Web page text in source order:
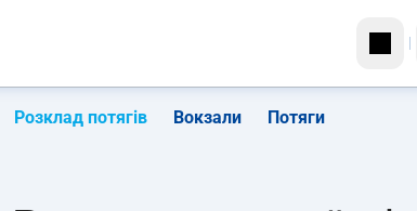
Розклад потягів Вокзали Потяги